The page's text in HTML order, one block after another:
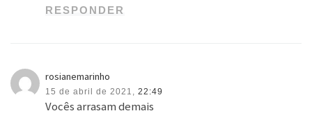
RESPONDER
rosianemarinho
15 de abril de 2021, 22:49
Vocês arrasam demais